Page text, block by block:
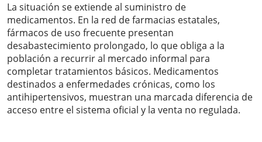
La situación se extiende al suministro de
medicamentos. En la red de farmacias estatales,
fármacos de uso frecuente presentan
desabastecimiento prolongado, lo que obliga a la
población a recurrir al mercado informal para
completar tratamientos básicos. Medicamentos
destinados a enfermedades crónicas, como los
antihipertensivos, muestran una marcada diferencia de
acceso entre el sistema oficial y la venta no regulada.